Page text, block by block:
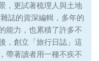
，更試著梳理人與土地
誌的資深編輯，多年的
能力，也累積了許多不
，創立「旅行日誌」這
帶著讀者用一種不疾不